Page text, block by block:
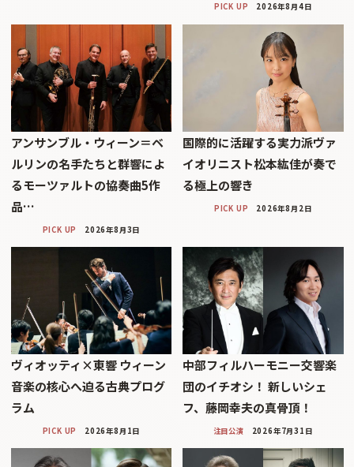
PICK UP 2026年8月4日
アンサンブル・ウィーン＝ベ
ルリンの名手たちと群響によ
るモーツァルトの協奏曲5作
品…
PICK UP 2026年8月3日
国際的に活躍する実力派ヴァ
イオリニスト松本紘佳が奏で
る極上の響き
PICK UP 2026年8月2日
ヴィオッティ×東響 ウィーン
音楽の核心へ迫る古典プログ
ラム
PICK UP 2026年8月1日
中部フィルハーモニー交響楽
団のイチオシ！ 新しいシェ
フ、藤岡幸夫の真骨頂！
注目公演 2026年7月31日